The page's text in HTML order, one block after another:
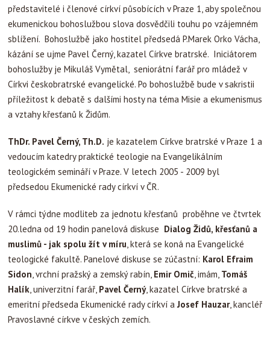
představitelé i členové církví působících v Praze 1, aby společnou
ekumenickou bohoslužbou slova dosvědčili touhu po vzájemném
sblížení. Bohoslužbě jako hostitel předsedá P.Marek Orko Vácha,
kázání se ujme Pavel Černý, kazatel Církve bratrské. Iniciátorem
bohoslužby je Mikuláš Vymětal, seniorátní farář pro mládež v
Církvi českobratrské evangelické. Po bohoslužbě bude v sakristii
příležitost k debatě s dalšími hosty na téma Misie a ekumenismus
a vztahy křesťanů k Židům.
ThDr. Pavel Černý, Th.D. je kazatelem Církve bratrské v Praze 1 a
vedoucím katedry praktické teologie na Evangelikálním
teologickém semináří v Praze. V letech 2005 - 2009 byl
předsedou Ekumenické rady církví v ČR.
V rámci týdne modliteb za jednotu křesťanů proběhne ve čtvrtek
20.ledna od 19 hodin panelová diskuse Dialog Židů, křesťanů a
muslimů - jak spolu žít v míru, která se koná na Evangelické
teologické fakultě. Panelové diskuse se zúčastní: Karol Efraim
Sidon, vrchní pražský a zemský rabín, Emir Omič, imám, Tomáš
Halík, univerzitní farář, Pavel Černý, kazatel Církve bratrské a
emeritní předseda Ekumenické rady církví aJosef Hauzar, kancléř
Pravoslavné církve v českých zemích.